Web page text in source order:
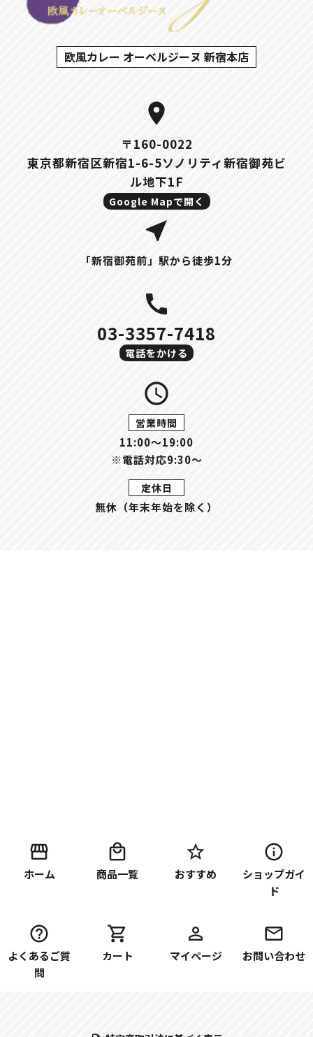
欧風カレー オーベルジーヌ 新宿本店
location_on
〒160-0022
東京都新宿区新宿1-6-5ソノリティ新宿御苑ビ
ル地下1F
Google Mapで開く
near_me
「新宿御苑前」駅から徒歩1分
call
03-3357-7418
電話をかける
query_builder
営業時間
11:00〜19:00
※電話対応9:30～
定休日
無休（年末年始を除く）
ホーム 商品一覧 おすすめ
ショップガイ
ド
よくあるご質
問
カート マイページ お問い合わせ